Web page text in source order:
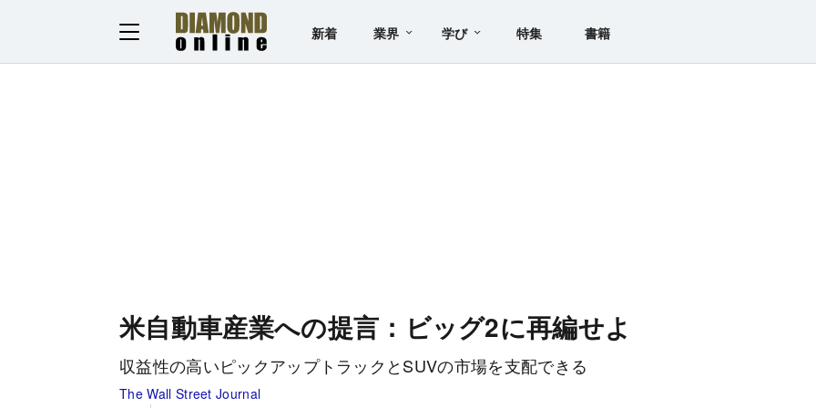
新着 業界 学び 特集 書籍
米自動車産業への提言：ビッグ2に再編せよ
収益性の高いピックアップトラックとSUVの市場を支配できる
The Wall Street Journal